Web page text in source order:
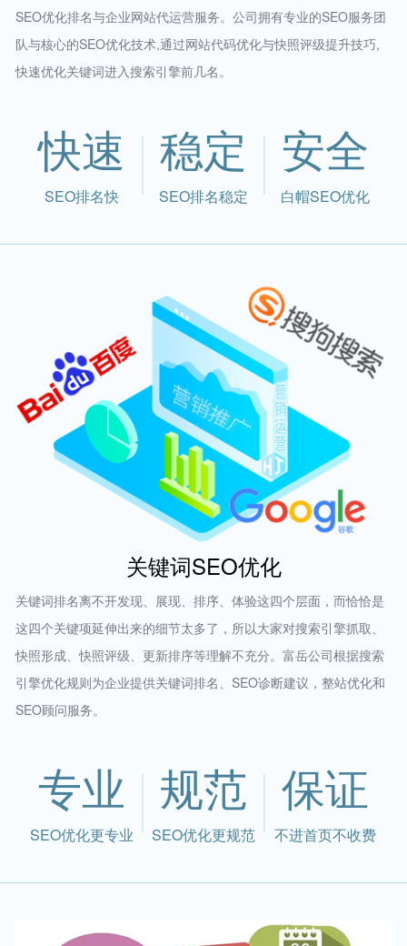
SEO优化排名与企业网站代运营服务。公司拥有专业的SEO服务团
队与核心的SEO优化技术,通过网站代码优化与快照评级提升技巧,
快速优化关键词进入搜索引擎前几名。
快速
SEO排名快
稳定
SEO排名稳定
安全
白帽SEO优化
关键词SEO优化
关键词排名离不开发现、展现、排序、体验这四个层面，而恰恰是
这四个关键项延伸出来的细节太多了，所以大家对搜索引擎抓取、
快照形成、快照评级、更新排序等理解不充分。富岳公司根据搜索
引擎优化规则为企业提供关键词排名、SEO诊断建议，整站优化和
SEO顾问服务。
专业
SEO优化更专业
规范
SEO优化更规范
保证
不进首页不收费